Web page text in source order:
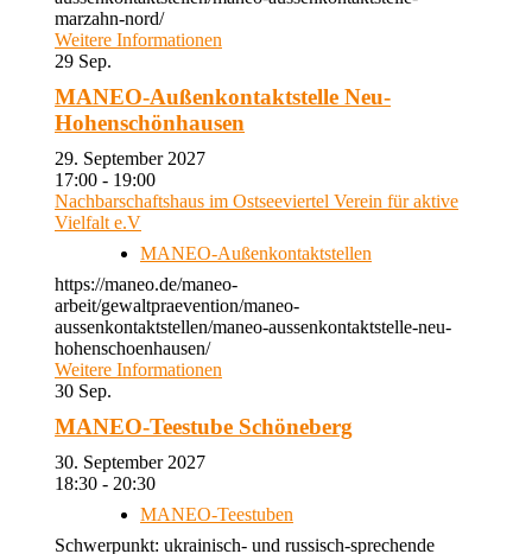
marzahn-nord/
Weitere Informationen
29 Sep.
MANEO-Außenkontaktstelle Neu-
Hohenschönhausen
29. September 2027
17:00 - 19:00
Nachbarschaftshaus im Ostseeviertel Verein für aktive
Vielfalt e.V
MANEO-Außenkontaktstellen
https://maneo.de/maneo-
arbeit/gewaltpraevention/maneo-
aussenkontaktstellen/maneo-aussenkontaktstelle-neu-
hohenschoenhausen/
Weitere Informationen
30 Sep.
MANEO-Teestube Schöneberg
30. September 2027
18:30 - 20:30
MANEO-Teestuben
Schwerpunkt: ukrainisch- und russisch-sprechende